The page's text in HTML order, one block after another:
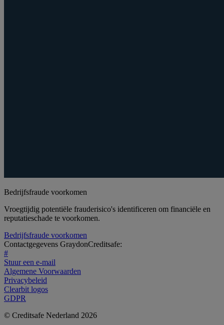
Bedrijfsfraude voorkomen
Vroegtijdig potentiële frauderisico's identificeren om financiële en
reputatieschade te voorkomen.
Bedrijfsfraude voorkomen
Contactgegevens GraydonCreditsafe:
#
Stuur een e-mail
Algemene Voorwaarden
Privacybeleid
Clearbit logos
GDPR
© Creditsafe Nederland 2026